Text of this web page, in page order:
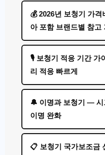
💰 2026년 보청기 가
아 포함 브랜드별 참고
🎙️ 보청기 적응 기간
리 적응 빠르게
🔔 이명과 보청기 —
이명 완화
📋 보청기 국가보조금